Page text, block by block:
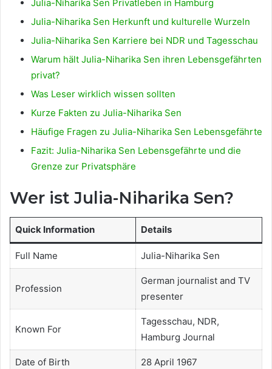
Julia-Niharika Sen Privatleben in Hamburg
Julia-Niharika Sen Herkunft und kulturelle Wurzeln
Julia-Niharika Sen Karriere bei NDR und Tagesschau
Warum hält Julia-Niharika Sen ihren Lebensgefährten
privat?
Was Leser wirklich wissen sollten
Kurze Fakten zu Julia-Niharika Sen
Häufige Fragen zu Julia-Niharika Sen Lebensgefährte
Fazit: Julia-Niharika Sen Lebensgefährte und die
Grenze zur Privatsphäre
Wer ist Julia-Niharika Sen?
Quick Information Details
Full Name Julia-Niharika Sen
Profession
German journalist and TV
presenter
Known For
Tagesschau, NDR,
Hamburg Journal
Date of Birth 28 April 1967